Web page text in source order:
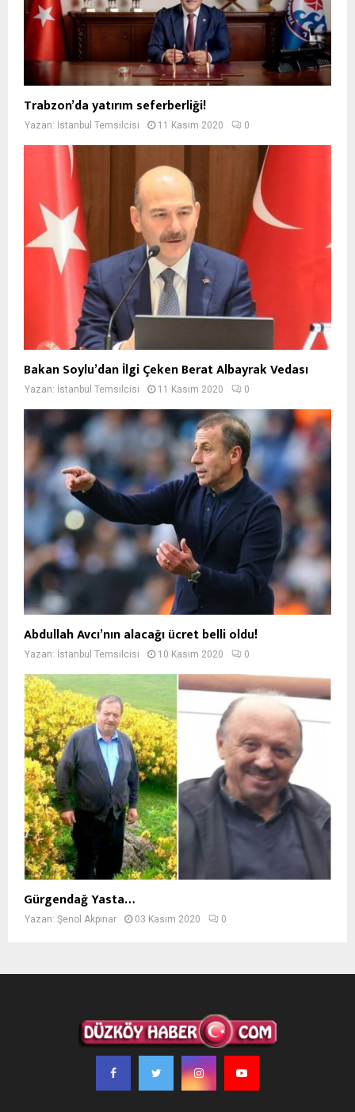
Trabzon’da yatırım seferberliği!
Yazan: İstanbul Temsilcisi 11 Kasım 2020 0
Bakan Soylu’dan İlgi Çeken Berat Albayrak Vedası
Yazan: İstanbul Temsilcisi 11 Kasım 2020 0
Abdullah Avcı’nın alacağı ücret belli oldu!
Yazan: İstanbul Temsilcisi 10 Kasım 2020 0
Gürgendağ Yasta…
Yazan: Şenol Akpınar 03 Kasım 2020 0